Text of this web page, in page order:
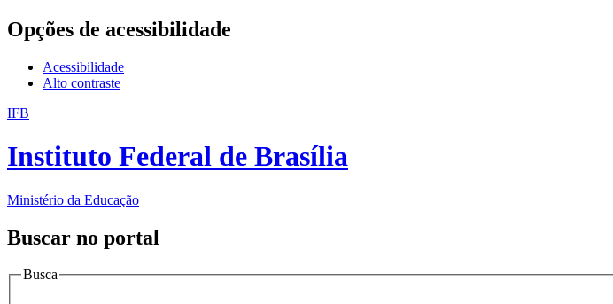
Opções de acessibilidade
Acessibilidade
Alto contraste
IFB
Instituto Federal de Brasília
Ministério da Educação
Buscar no portal
Busca